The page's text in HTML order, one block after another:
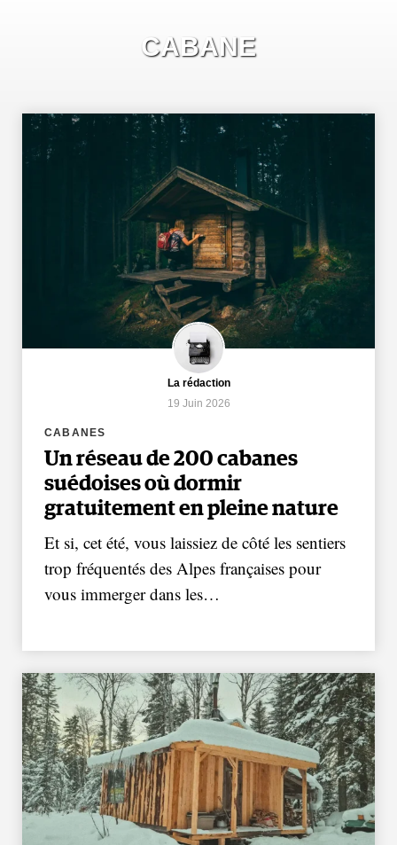
CABANE
La rédaction
19 Juin 2026
CABANES
Un réseau de 200 cabanes
suédoises où dormir
gratuitement en pleine nature
Et si, cet été, vous laissiez de côté les sentiers
trop fréquentés des Alpes françaises pour
vous immerger dans les…